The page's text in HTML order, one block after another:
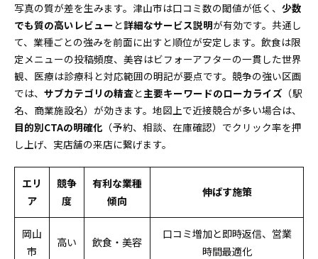
岡山の市区町村ごとの最適化ポイントや、エリア広域
集客のワザ
エリアごとの検索傾向・上位表示のカギとは？
「地域ならでは」の切り口を押さえる
近隣市区町村やランドマーク・沿線を巻き込み、
広域集客で差をつけるコツ
【地域別】岡山県で勝つための業種別MEO対策チェッ
クリストと1週間で変化を出す実行プラン
用」の確認ポイント
よくある質問と「MEO運用でつまずく壁」その解消法
口コミ数の目安や、成果が出るまでのリアルな期
間と伸び悩み時の対策
写真の質が差を生みます。津山市は口コミ数の閾値が低く、 少数
でも質の高いレビューと詳細なサービス説明が有効です。共通し
て、業種ごとの強みを前面に出すと順位が安定します。飲食は限
定メニューの投稿頻度、美容はビフォーアフターの一貫した世界
観、医療は診療科と対応範囲の明記が要点です。競争の強い区画
では、 サブカテゴリの精査と主要キーワードのローカライズ （駅
名、商業施設名）が効きます。地図上で近接競合が多い場合は、
目的別CTAの明確化 （予約、相談、在庫確認）でクリック率を押
し上げ、実店舗の来店に繋げます。
エリ
ア
競争
度
有利な業種
傾向
伸ばす施策
岡山
市
高い 飲食・美容
口コミ増加と即時返信、営業
時間最適化